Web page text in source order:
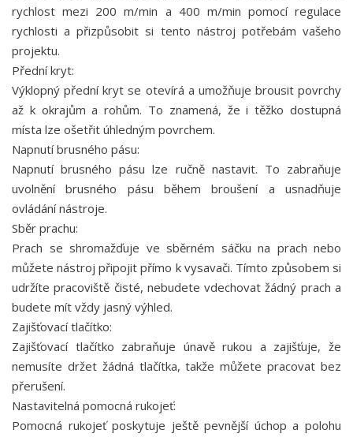
rychlost mezi 200 m/min a 400 m/min pomocí regulace
rychlosti a přizpůsobit si tento nástroj potřebám vašeho
projektu.
Přední kryt:
Výklopný přední kryt se otevírá a umožňuje brousit povrchy
až k okrajům a rohům. To znamená, že i těžko dostupná
místa lze ošetřit úhledným povrchem.
Napnutí brusného pásu:
Napnutí brusného pásu lze ručně nastavit. To zabraňuje
uvolnění brusného pásu během broušení a usnadňuje
ovládání nástroje.
Sběr prachu:
Prach se shromažďuje ve sběrném sáčku na prach nebo
můžete nástroj připojit přímo k vysavači. Tímto způsobem si
udržíte pracoviště čisté, nebudete vdechovat žádný prach a
budete mít vždy jasný výhled.
Zajišťovací tlačítko:
Zajišťovací tlačítko zabraňuje únavě rukou a zajišťuje, že
nemusíte držet žádná tlačítka, takže můžete pracovat bez
přerušení.
Nastavitelná pomocná rukojeť:
Pomocná rukojeť poskytuje ještě pevnější úchop a polohu